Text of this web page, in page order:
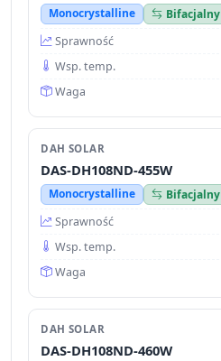
Monocrystalline
Bifacjalny
Sprawność
Wsp. temp.
Waga
DAH SOLAR
DAS-DH108ND-455W
Monocrystalline
Bifacjalny
Sprawność
Wsp. temp.
Waga
DAH SOLAR
DAS-DH108ND-460W